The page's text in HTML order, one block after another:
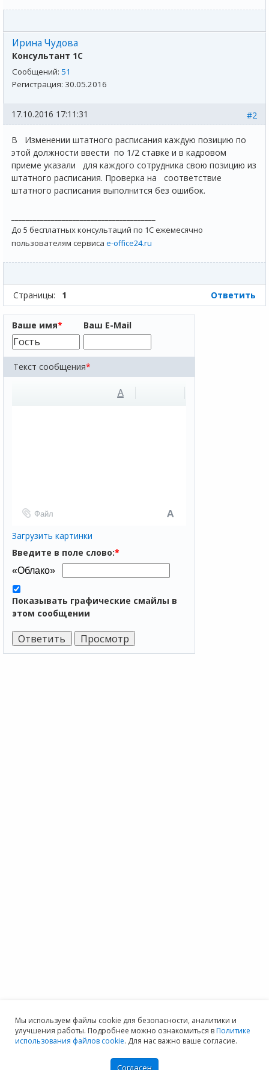
Ирина Чудова
Консультант 1С
Сообщений: 51
Регистрация: 30.05.2016
#2
17.10.2016 17:11:31
В Изменении штатного расписания каждую позицию по
этой должности ввести по 1/2 ставке и в кадровом
приеме указали для каждого сотрудника свою позицию из
штатного расписания. Проверка на соответствие
штатного расписания выполнится без ошибок.
До 5 бесплатных консультаций по 1С ежемесячно
пользователям сервиса e-office24.ru
Страницы: 1 Ответить
Ваше имя* Ваш E-Mail
Текст сообщения*
A
Файл
Загрузить картинки
Введите в поле слово:*
Показывать графические смайлы в
этом сообщении
Мы используем файлы cookie для безопасности, аналитики и
улучшения работы. Подробнее можно ознакомиться вПолитике
использования файлов cookie. Для нас важно ваше согласие.
Согласен